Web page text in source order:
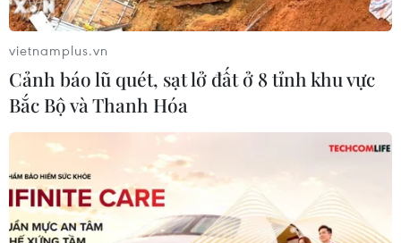
vietnamplus.vn
Cảnh báo lũ quét, sạt lở đất ở 8 tỉnh khu vực
Bắc Bộ và Thanh Hóa